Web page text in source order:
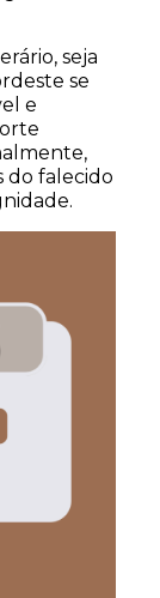
seja
se
e
do falecido